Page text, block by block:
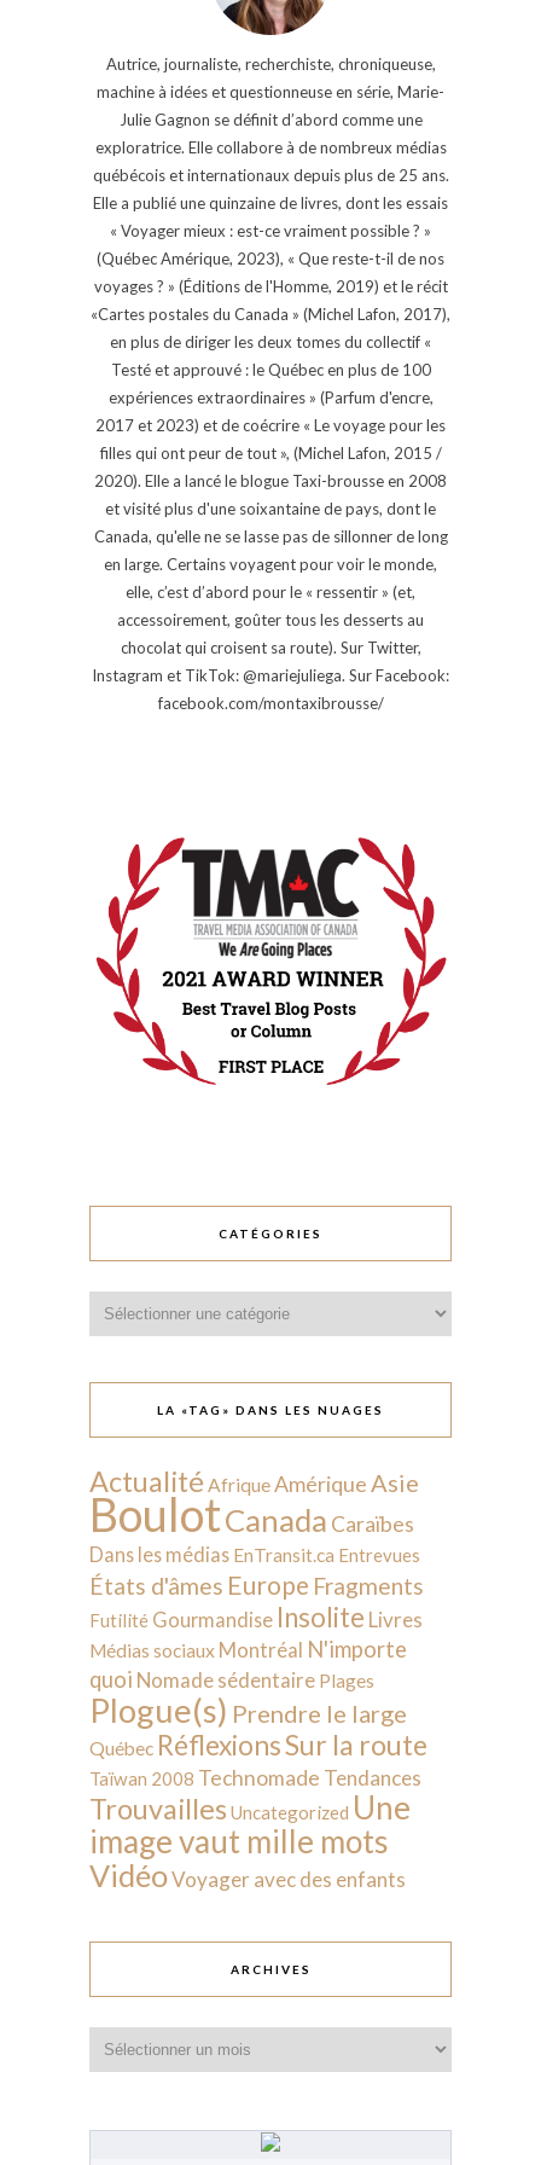
Autrice, journaliste, recherchiste, chroniqueuse,
machine à idées et questionneuse en série, Marie-
Julie Gagnon se définit d’abord comme une
exploratrice. Elle collabore à de nombreux médias
québécois et internationaux depuis plus de 25 ans.
Elle a publié une quinzaine de livres, dont les essais
« Voyager mieux : est-ce vraiment possible ? »
(Québec Amérique, 2023), « Que reste-t-il de nos
voyages ? » (Éditions de l'Homme, 2019) et le récit
«Cartes postales du Canada » (Michel Lafon, 2017),
en plus de diriger les deux tomes du collectif «
Testé et approuvé : le Québec en plus de 100
expériences extraordinaires » (Parfum d'encre,
2017 et 2023) et de coécrire « Le voyage pour les
filles qui ont peur de tout », (Michel Lafon, 2015 /
2020). Elle a lancé le blogue Taxi-brousse en 2008
et visité plus d'une soixantaine de pays, dont le
Canada, qu'elle ne se lasse pas de sillonner de long
en large. Certains voyagent pour voir le monde,
elle, c’est d’abord pour le « ressentir » (et,
accessoirement, goûter tous les desserts au
chocolat qui croisent sa route). Sur Twitter,
Instagram et TikTok: @mariejuliega. Sur Facebook:
facebook.com/montaxibrousse/
CATÉGORIES
LA «TAG» DANS LES NUAGES
Actualité AfriqueAmérique Asie
BoulotCanada Caraïbes
Dans les médias EnTransit.ca Entrevues
États d'âmes Europe Fragments
Futilité Gourmandise Insolite Livres
Médias sociaux Montréal N'importe
quoi Nomade sédentaire Plages
Plogue(s) Prendre le large
Québec RéflexionsSur la route
Taïwan 2008 Technomade Tendances
Trouvailles Uncategorized Une
image vaut mille mots
VidéoVoyager avec des enfants
ARCHIVES